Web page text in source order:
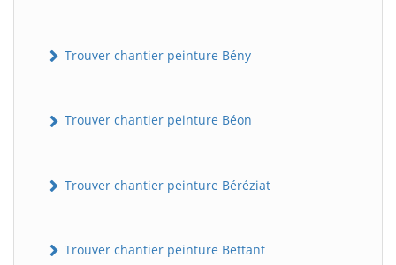
Trouver chantier peinture Bény
Trouver chantier peinture Béon
Trouver chantier peinture Béréziat
Trouver chantier peinture Bettant